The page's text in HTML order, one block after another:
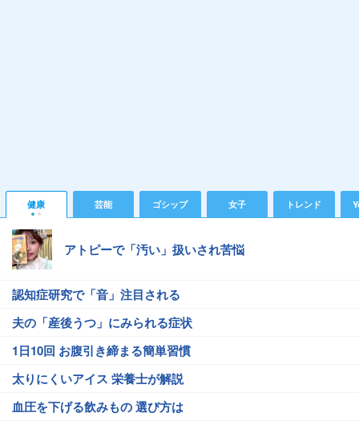
健康 芸能 ゴシップ 女子 トレンド
アトピーで「汚い」扱いされ苦悩
認知症研究で「音」注目される
夫の「産後うつ」にみられる症状
1日10回 お腹引き締まる簡単習慣
太りにくいアイス 栄養士が解説
血圧を下げる飲みもの 選び方は